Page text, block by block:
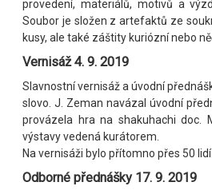
provedení, materiálů, motivů a
Soubor je složen z artefaktů ze
kusy, ale také záštity kuriózní nebo
Vernisáž 4. 9. 2019
Slavnostní vernisáž a úvodní
slovo. J. Zeman navázal úvodní
provázela hra na shakuhachi doc.
výstavy vedená kurátorem.
Na vernisáži bylo přítomno přes 50 lidí.
Odborné přednášky 17. 9. 2019